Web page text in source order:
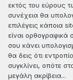
εκτός του εύρους
συνέχεια θα
επιλέγεις κάποια
είναι
σου κάνει
θα δεις ότι
συγκλίνει, οπότε
μεγάλη ακρίβεια...